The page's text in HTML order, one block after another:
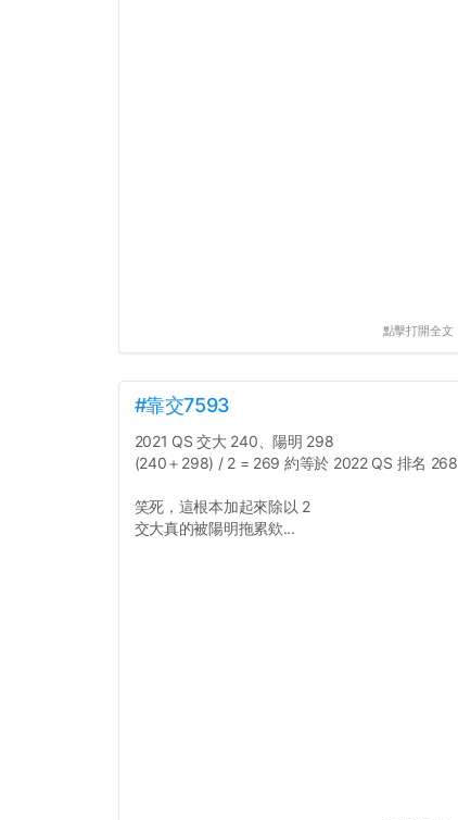
點擊打開全文
#靠交7593
2021 QS 交大 240、陽明 298
(240＋298) / 2 = 269 約等於 2022 QS 排名 268
笑死，這根本加起來除以 2
交大真的被陽明拖累欸...